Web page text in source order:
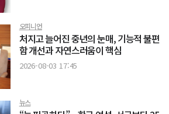
오피니언
처지고 늘어진 중년의 눈매, 기능적 불편
함 개선과 자연스러움이 핵심
2026-08-03 17:45
뉴스